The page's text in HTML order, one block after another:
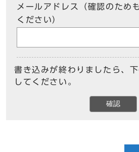
メールアドレス（確認のため
ください）
書き込みが終わりましたら、
してください。
確認